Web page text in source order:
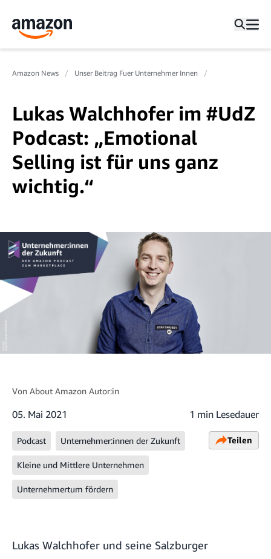
Amazon News Unser Beitrag Fuer Unternehmer Innen
Lukas Walchhofer im #UdZ
Podcast: „Emotional
Selling ist für uns ganz
wichtig.“
Von About Amazon Autor:in
05. Mai 2021 1 min Lesedauer
Podcast Unternehmer:innen der Zukunft
Kleine und Mittlere Unternehmen
Unternehmertum fördern
Teilen
Lukas Walchhofer und seine Salzburger